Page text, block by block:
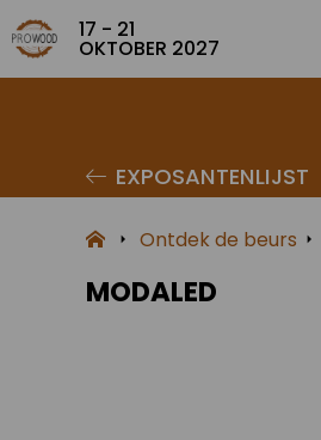
17 - 21
OKTOBER 2027
EXPOSANTENLIJST
Ontdek de beurs
MODALED